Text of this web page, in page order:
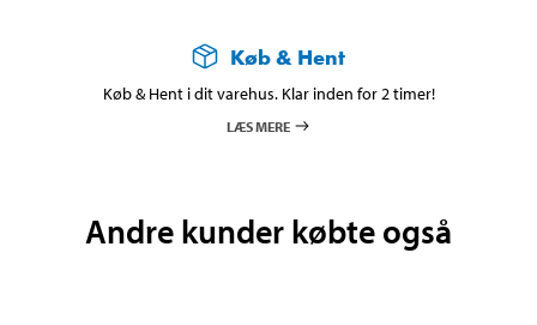
Køb & Hent
Køb & Hent i dit varehus. Klar inden for 2 timer!
LÆS MERE
Andre kunder købte også